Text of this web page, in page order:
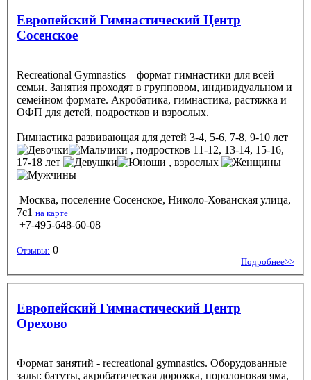
Европейский Гимнастический Центр
Сосенское
Recreational Gymnastics – формат гимнастики для всей
семьи. Занятия проходят в групповом, индивидуальном и
семейном формате. Акробатика, гимнастика, растяжка и
ОФП для детей, подростков и взрослых.
Гимнастика развивающая для детей 3-4, 5-6, 7-8, 9-10 лет
, подростков 11-12, 13-14, 15-16,
17-18 лет
, взрослых
Москва, поселение Сосенское, Николо-Хованская улица,
7с1 на карте
+7-495-648-60-08
Отзывы: 0
Подробнее>>
Европейский Гимнастический Центр
Орехово
Формат занятий - recreational gymnastics. Оборудованные
залы: батуты, акробатическая дорожка, поролоновая яма,